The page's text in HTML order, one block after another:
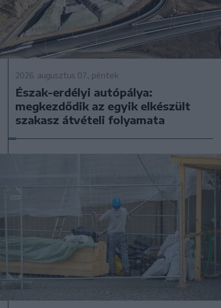
2026. augusztus 07., péntek
Észak-erdélyi autópálya:
megkezdődik az egyik elkészült
szakasz átvételi folyamata